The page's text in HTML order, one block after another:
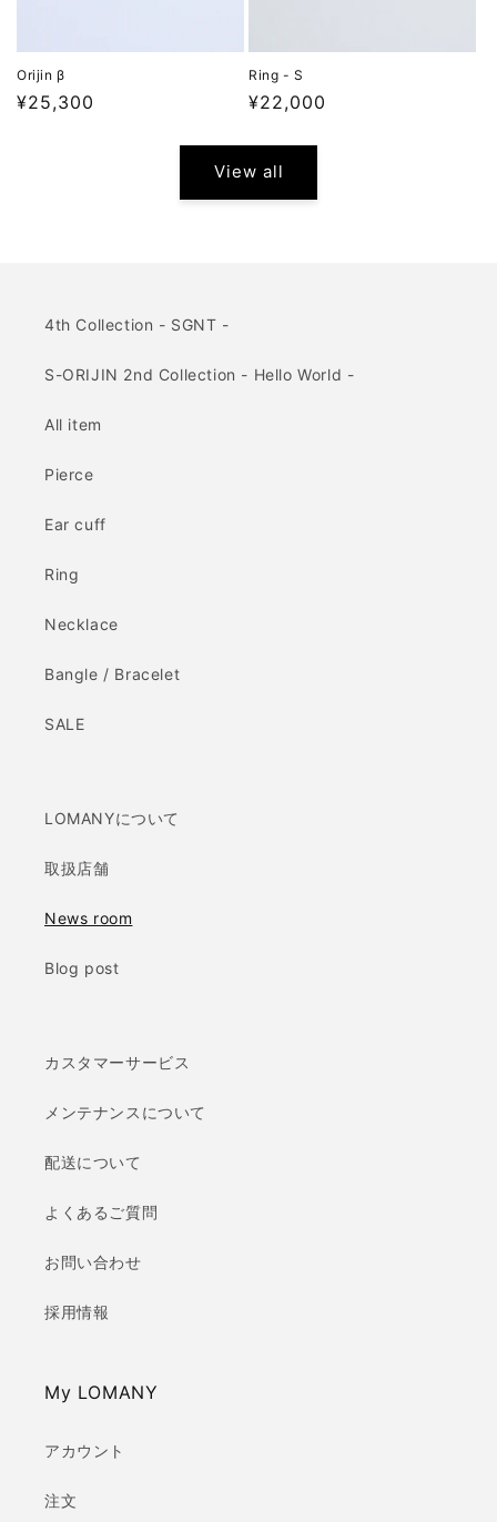
Orijin β
Regular
¥25,300
Ring - S
Regular
¥22,000
View all
4th Collection - SGNT -
S-ORIJIN 2nd Collection - Hello World -
All item
Pierce
Ear cuff
Ring
Necklace
Bangle / Bracelet
SALE
LOMANYについて
取扱店舗
News room
Blog post
カスタマーサービス
メンテナンスについて
配送について
よくあるご質問
お問い合わせ
採用情報
My LOMANY
アカウント
注文